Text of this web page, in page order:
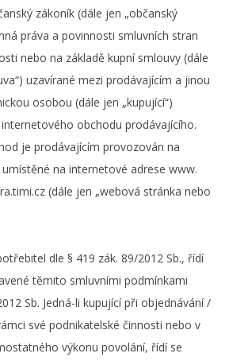
zákoník (dále jen „občanský
práva a povinnosti smluvních stran
nebo na základě kupní smlouvy (dále
uzavírané mezi prodávajícím a jinou
osobou (dále jen „kupující“)
obchodu prodávajícího.
je prodávajícím provozován na
na internetové adrese www.
(dále jen „webová stránka nebo
dle § 419 zák. 89/2012 Sb., řídí
těmito smluvními podmínkami
Sb. Jedná-li kupující při objednávání /
své podnikatelské činnosti nebo v
výkonu povolání, řídí se